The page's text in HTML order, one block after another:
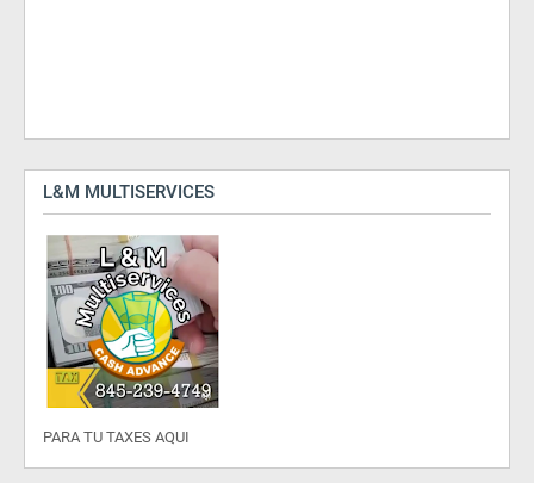
L&M MULTISERVICES
PARA TU TAXES AQUI